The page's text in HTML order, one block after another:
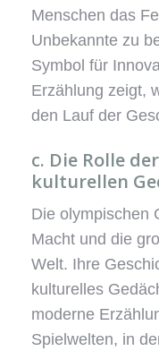
Menschen das
Unbekannte zu
Symbol für
Erzählung zeigt,
den Lauf der
c. Die Rolle
kulturellen
Die olympischen
Macht und die
Welt. Ihre
kulturelles
moderne
Spielwelten, in